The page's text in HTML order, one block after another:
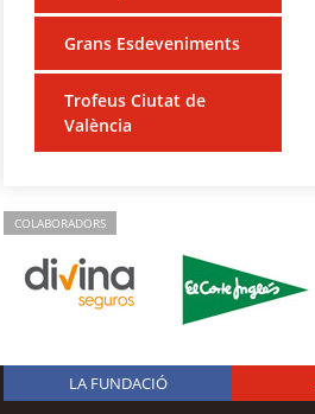
Grans Esdeveniments
Trofeus Ciutat de
València
COLABORADORS
LA FUNDACIÓ